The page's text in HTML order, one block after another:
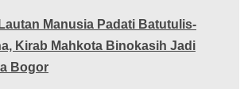
Lautan Manusia Padati Batutulis-
Kirab Mahkota Binokasih Jadi
Bogor